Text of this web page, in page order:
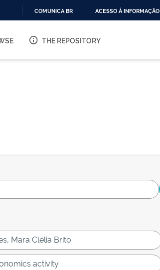
O
COMUNICA BR ACESSO À INFORMAÇÃO
THE REPOSITORY